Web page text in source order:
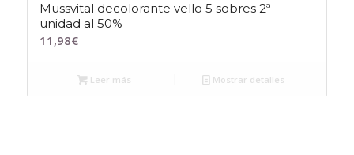
Mussvital decolorante vello 5 sobres 2ª
unidad al 50%
11,98€
Leer más Mostrar detalles